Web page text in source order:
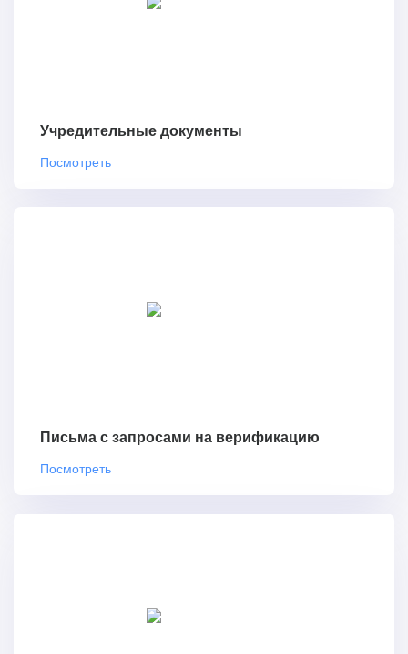
Учредительные документы
Посмотреть
Письма с запросами на верификацию
Посмотреть